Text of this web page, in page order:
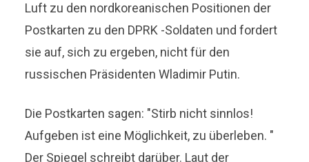
Luft zu den nordkoreanischen Positionen der
Postkarten zu den DPRK -Soldaten und fordert
sie auf, sich zu ergeben, nicht für den
russischen Präsidenten Wladimir Putin.
Die Postkarten sagen: "Stirb nicht sinnlos!
Aufgeben ist eine Möglichkeit, zu überleben. "
Der Spiegel schreibt darüber. Laut der